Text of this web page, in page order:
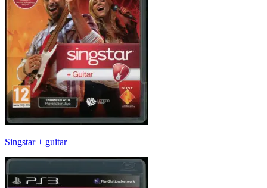
Singstar + guitar